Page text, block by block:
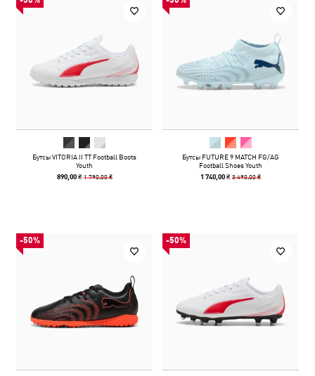
Бутсы VITORIA II TT Football Boots
Youth
890,00 ₴ 1 790,00 ₴
Бутсы FUTURE 9 MATCH FG/AG
Football Shoes Youth
1 740,00 ₴3 490,00 ₴
-50% -50%